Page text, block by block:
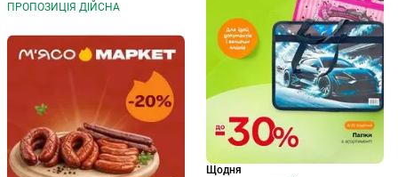
ПРОПОЗИЦІЯ ДІЙСНА
Щодня